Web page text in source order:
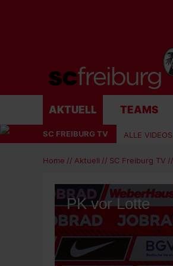
AKTUELL TEAMS
SC FREIBURG TV ALLE VIDEOS
Home Aktuell SC Freiburg TV
PK vor Lotte